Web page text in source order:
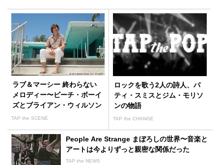
ラブ＆マーシー 終わらない
メロディー〜ビーチ・ボーイ
ズとブライアン・ウィルソン
の物語
TAP the SCENE
ロックを歌う2人の詩人、パ
ティ・スミスとジム・モリソ
ンの物語
TAP the CHANGE
People Are Strange まぼろしの世界〜音楽と
アートは今よりずっと親密な関係だった
TAP the NEWS